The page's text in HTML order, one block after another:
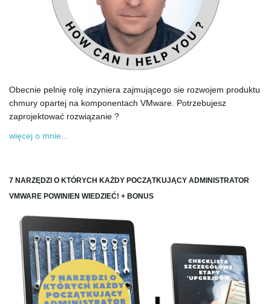
Obecnie pelnię rolę inzyniera zajmującego sie rozwojem produktu
chmury opartej na komponentach VMware. Potrzebujesz
zaprojektować rozwiązanie ?
więcej o mnie…
7 NARZĘDZI O KTÓRYCH KAŻDY POCZĄTKUJĄCY ADMINISTRATOR
VMWARE POWINIEN WIEDZIEĆ! + BONUS